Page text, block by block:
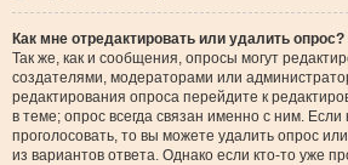
Как мне отредактировать или удалить опрос?
Так же, как и сообщения, опросы могут
создателями, модераторами или
редактирования опроса перейдите к
в теме; опрос всегда связан именно с ним. Если
проголосовать, то вы можете удалить опрос
из вариантов ответа. Однако если кто-то уже